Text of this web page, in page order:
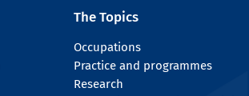
The Topics
Occupations
Practice and programmes
Research